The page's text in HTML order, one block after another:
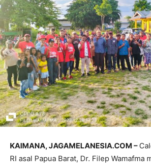
KAIMANA, JAGAMELANESIA.COM –
RI asal Papua Barat, Dr. Filep Wamafma